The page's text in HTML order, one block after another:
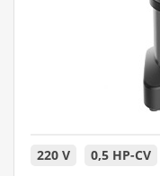
220 V 0,5 HP-CV